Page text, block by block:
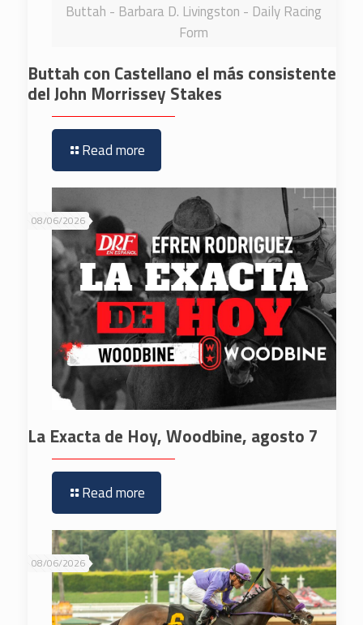
Buttah - Barbara D. Livingston - Daily Racing
Form
Buttah con Castellano el más consistente
del John Morrissey Stakes
Read more
08/06/2026
La Exacta de Hoy, Woodbine, agosto 7
Read more
08/06/2026